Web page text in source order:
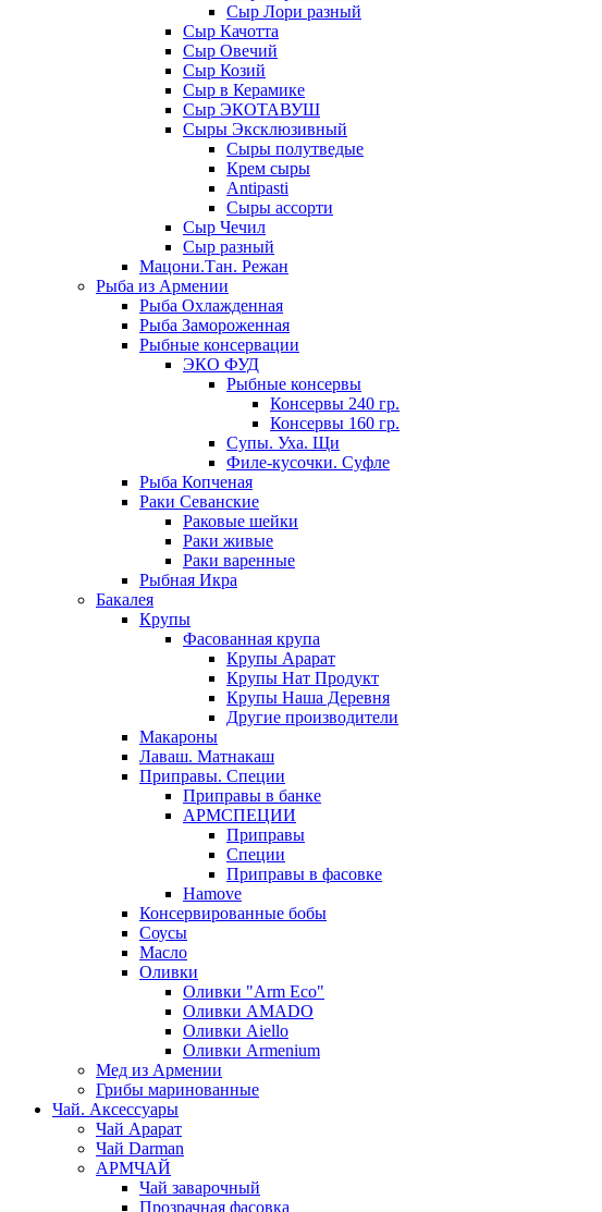
Сыр Лори разный
Сыр Качотта
Сыр Овечий
Сыр Козий
Сыр в Керамике
Сыр ЭКОТАВУШ
Сыры Эксклюзивный
Сыры полутведые
Крем сыры
Antipasti
Сыры ассорти
Сыр Чечил
Сыр разный
Мацони.Тан. Режан
Рыба из Армении
Рыба Охлажденная
Рыба Замороженная
Рыбные консервации
ЭКО ФУД
Рыбные консервы
Консервы 240 гр.
Консервы 160 гр.
Супы. Уха. Щи
Филе-кусочки. Суфле
Рыба Копченая
Раки Севанские
Раковые шейки
Раки живые
Раки варенные
Рыбная Икра
Бакалея
Крупы
Фасованная крупа
Крупы Арарат
Крупы Нат Продукт
Крупы Наша Деревня
Другие производители
Макароны
Лаваш. Матнакаш
Приправы. Специи
Приправы в банке
АРМСПЕЦИИ
Приправы
Специи
Приправы в фасовке
Hamove
Консервированные бобы
Соусы
Масло
Оливки
Оливки "Arm Eco"
Оливки AMADO
Оливки Aiello
Оливки Armenium
Мед из Армении
Грибы маринованные
Чай. Аксессуары
Чай Арарат
Чай Darman
АРМЧАЙ
Чай заварочный
Прозрачная фасовка